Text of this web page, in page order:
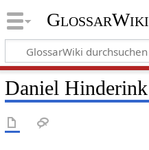
GlossarWiki
Daniel Hinderink